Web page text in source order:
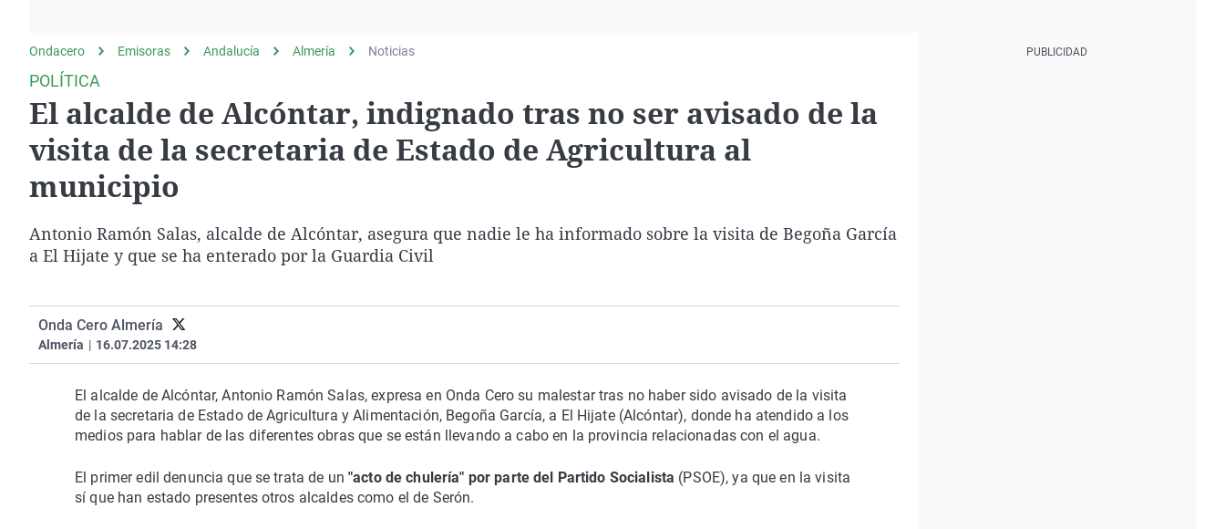
Operación Viuda
Negra
País Vasco
Ondacero Emisoras Andalucía Almería Noticias
POLÍTICA
El alcalde de Alcóntar, indignado tras no ser avisado de la
visita de la secretaria de Estado de Agricultura al
municipio
Antonio Ramón Salas, alcalde de Alcóntar, asegura que nadie le ha informado sobre la visita de Begoña García
a El Hijate y que se ha enterado por la Guardia Civil
Onda Cero Almería
Almería | 16.07.2025 14:28
El alcalde de Alcóntar, Antonio Ramón Salas, expresa en Onda Cero su malestar tras no haber sido avisado de la visita
de la secretaria de Estado de Agricultura y Alimentación, Begoña García, a El Hijate (Alcóntar), donde ha atendido a los
medios para hablar de las diferentes obras que se están llevando a cabo en la provincia relacionadas con el agua.
El primer edil denuncia que se trata de un"acto de chulería" por parte del Partido Socialista (PSOE), ya que en la visita
sí que han estado presentes otros alcaldes como el de Serón.